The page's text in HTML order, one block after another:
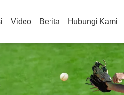
Video Berita Hubungi Kami